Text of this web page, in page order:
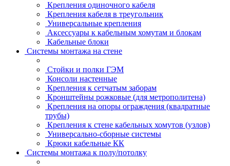
Крепления одиночного кабеля
Крепления кабеля в треугольник
Универсальные крепления
Аксессуары к кабельным хомутам и блокам
Кабельные блоки
Системы монтажа на стене
Стойки и полки ГЭМ
Консоли настенные
Крепления к сетчатым заборам
Кронштейны рожковые (для метрополитена)
Крепления на опоры ограждения (квадратные
трубы)
Крепления к стене кабельных хомутов (узлов)
Универсально-сборные системы
Крюки кабельные КК
Системы монтажа к полу/потолку